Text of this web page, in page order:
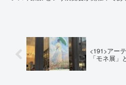
<191>アー
「モネ展